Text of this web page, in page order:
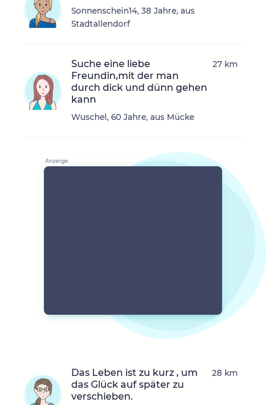
Sonnenschein14, 38 Jahre, aus
Stadtallendorf
Suche eine liebe
Freundin,mit der man
durch dick und dünn gehen
kann
Wuschel, 60 Jahre, aus Mücke
27 km
Das Leben ist zu kurz , um
das Glück auf später zu
verschieben.
28 km